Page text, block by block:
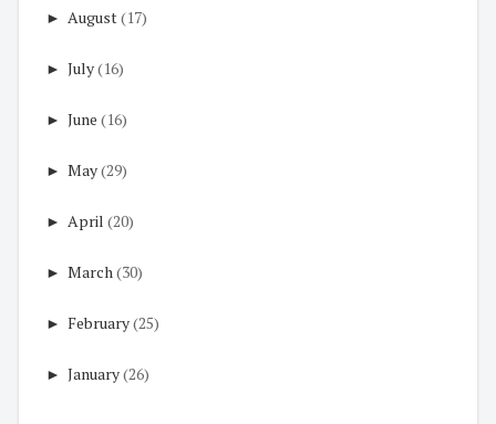
► August(17)
► July(16)
► June (16)
► May(29)
► April (20)
► March(30)
► February(25)
► January(26)